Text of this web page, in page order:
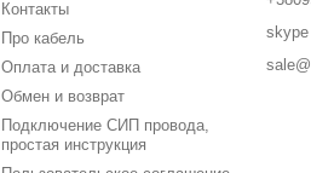
Контакты
Про кабель
Оплата и доставка
Обмен и возврат
Подключение СИП провода,
простая инструкция
skype